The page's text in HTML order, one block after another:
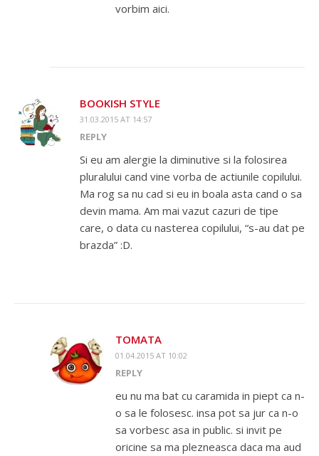
vorbim aici.
BOOKISH STYLE
31.03.2015 AT 14:57
REPLY
Si eu am alergie la diminutive si la folosirea
pluralului cand vine vorba de actiunile copilului.
Ma rog sa nu cad si eu in boala asta cand o sa
devin mama. Am mai vazut cazuri de tipe
care, o data cu nasterea copilului, “s-au dat pe
brazda” :D.
TOMATA
01.04.2015 AT 10:02
REPLY
eu nu ma bat cu caramida in piept ca n-
o sa le folosesc. insa pot sa jur ca n-o
sa vorbesc asa in public. si invit pe
oricine sa ma plezneasca daca ma aud